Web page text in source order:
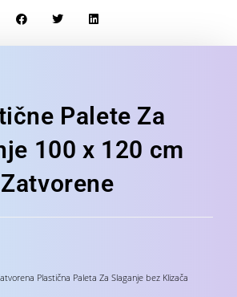
Palete Za
100 x 120 cm
Zatvorene
Plastična Paleta Za Slaganje bez Klizača